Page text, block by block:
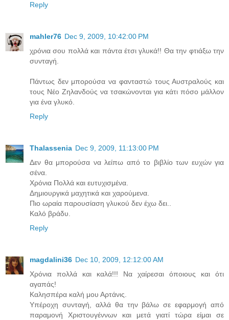
Reply
mahler76 Dec 9, 2009, 10:42:00 PM
χρόνια σου πολλά και πάντα έτσι γλυκά!! Θα την φτιάξω την
συνταγή.
Πάντως δεν μπορούσα να φανταστώ τους Αυστραλούς και
τους Νέο Ζηλανδούς να τσακώνονται για κάτι πόσο μάλλον
για ένα γλυκό.
Reply
Thalassenia Dec 9, 2009, 11:13:00 PM
Δεν θα μπορούσα να λείπω από το βιβλίο των ευχών για
σένα.
Χρόνια Πολλά και ευτυχισμένα.
Δημιουργικά μαχητικά και χαρούμενα.
Πιο ωραία παρουσίαση γλυκού δεν έχω δει..
Καλό βράδυ.
Reply
magdalini36 Dec 10, 2009, 12:12:00 AM
Χρόνια πολλά και καλά!!! Να χαίρεσαι όποιους και ότι
αγαπάς!
Καλησπέρα καλή μου Αρτάνις.
Υπέροχη συνταγή, αλλά θα την βάλω σε εφαρμογή από
παραμονή Χριστουγέννων και μετά γιατί τώρα είμαι σε